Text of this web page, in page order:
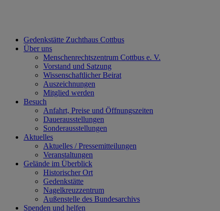
Gedenkstätte Zuchthaus Cottbus
Über uns
Menschenrechtszentrum Cottbus e. V.
Vorstand und Satzung
Wissenschaftlicher Beirat
Auszeichnungen
Mitglied werden
Besuch
Anfahrt, Preise und Öffnungszeiten
Dauerausstellungen
Sonderausstellungen
Aktuelles
Aktuelles / Pressemitteilungen
Veranstaltungen
Gelände im Überblick
Historischer Ort
Gedenkstätte
Nagelkreuzzentrum
Außenstelle des Bundesarchivs
Spenden und helfen